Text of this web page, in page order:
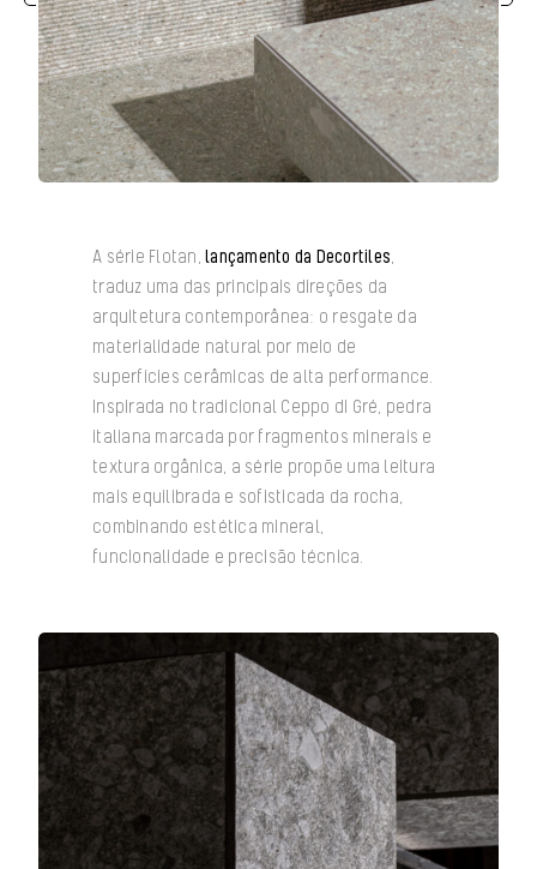
A série Flotan, lançamento da Decortiles,
traduz uma das principais direções da
arquitetura contemporânea: o resgate da
materialidade natural por meio de
superfícies cerâmicas de alta performance.
Inspirada no tradicional Ceppo di Gré, pedra
italiana marcada por fragmentos minerais e
textura orgânica, a série propõe uma leitura
mais equilibrada e sofisticada da rocha,
combinando estética mineral,
funcionalidade e precisão técnica.